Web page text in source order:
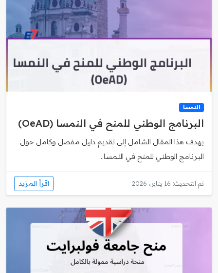
النمسا
البرنامج الوطني للمنح في النمسا (OeAD)
يهدف هذا المقال الشامل إلى تقديم دليل مفصل وكامل حول
البرنامج الوطني للمنح في النمسا...
تم التحديث: 16 يناير، 2026 اقرأ المزيد